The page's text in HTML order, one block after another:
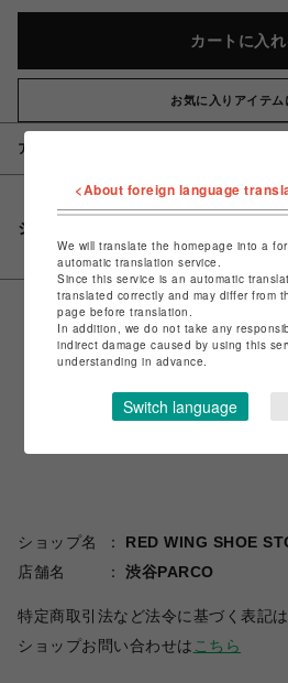
カートに入れ
お気に入りアイテム
アイテム説明 / 素材
シェアする
ショップ名
RED WING SHOE
店舗名
渋谷PARCO
特定商取引法など法令に基づく表記は
ショップお問い合わせは こちら
<About foreign language
We will translate the homepage into a
automatic translation service.
Since this service is an automatic
translated correctly and may differ from
page before translation.
In addition, we do not take any
indirect damage caused by using this
understanding in advance.
Switch language